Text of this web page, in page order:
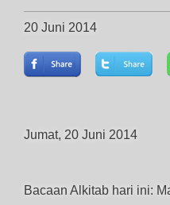
20 Juni 2014
Jumat, 20 Juni 2014
Bacaan Alkitab hari ini: